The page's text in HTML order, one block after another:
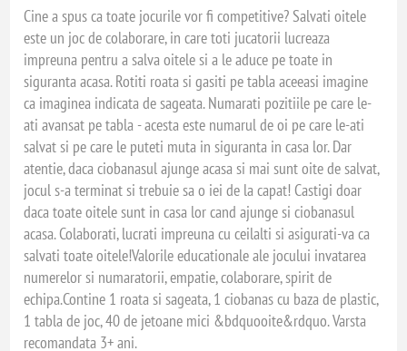
Cine a spus ca toate jocurile vor fi competitive? Salvati oitele
este un joc de colaborare, in care toti jucatorii lucreaza
impreuna pentru a salva oitele si a le aduce pe toate in
siguranta acasa. Rotiti roata si gasiti pe tabla aceeasi imagine
ca imaginea indicata de sageata. Numarati pozitiile pe care le-
ati avansat pe tabla - acesta este numarul de oi pe care le-ati
salvat si pe care le puteti muta in siguranta in casa lor. Dar
atentie, daca ciobanasul ajunge acasa si mai sunt oite de salvat,
jocul s-a terminat si trebuie sa o iei de la capat! Castigi doar
daca toate oitele sunt in casa lor cand ajunge si ciobanasul
acasa. Colaborati, lucrati impreuna cu ceilalti si asigurati-va ca
salvati toate oitele!Valorile educationale ale jocului invatarea
numerelor si numaratorii, empatie, colaborare, spirit de
echipa.Contine 1 roata si sageata, 1 ciobanas cu baza de plastic,
1 tabla de joc, 40 de jetoane mici &bdquooite&rdquo. Varsta
recomandata 3+ ani.